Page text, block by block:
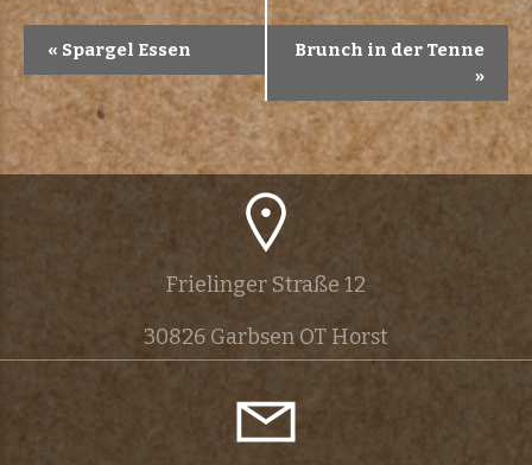
V
e
r
t
« Spargel Essen
Brunch in der Tenne
»
Frielinger Straße 12
30826 Garbsen OT Horst